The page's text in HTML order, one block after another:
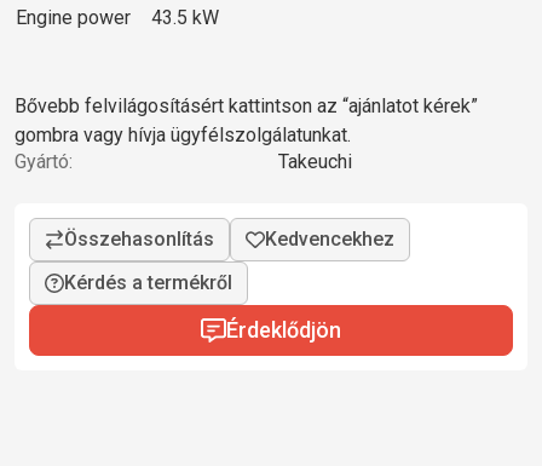
Engine power
43.5 kW
Bővebb felvilágosításért kattintson az “ajánlatot kérek”
gombra vagy hívja ügyfélszolgálatunkat.
Gyártó:
Takeuchi
Kérdés a termékről
Érdeklődjön